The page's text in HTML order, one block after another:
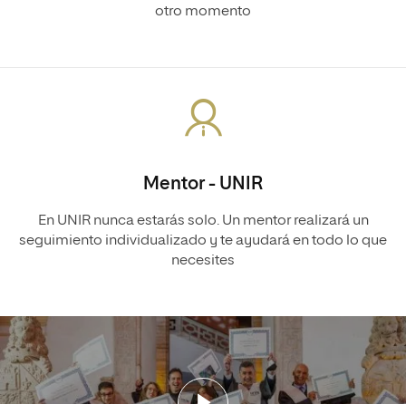
otro momento
Mentor - UNIR
En UNIR nunca estarás solo. Un mentor realizará un
seguimiento individualizado y te ayudará en todo lo que
necesites